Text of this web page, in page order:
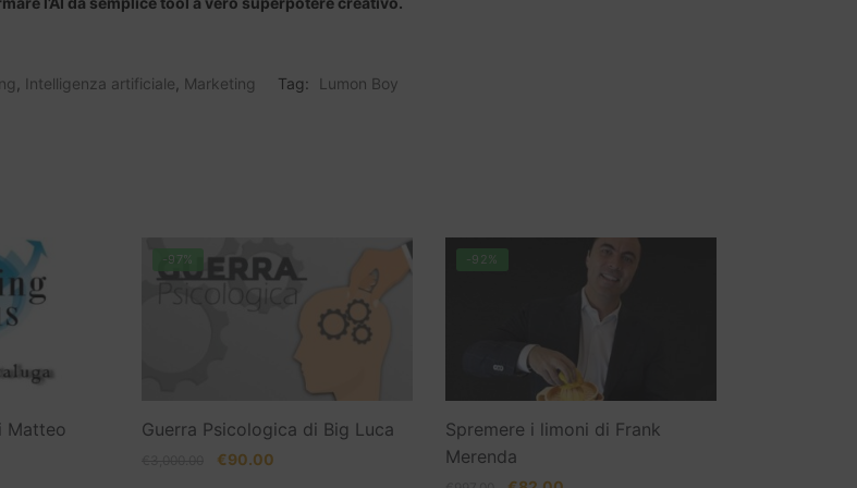
Intelligenza artificiale Marketing Tag: Lumon Boy
Matteo
-97%
Guerra Psicologica di Big Luca
Il
€90.00
-92%
Spremere i limoni di Frank
Merenda